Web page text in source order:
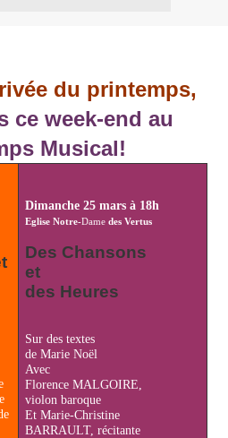
du printemps,
ce week-end au
Musical!
Dimanche 25 mars à 18h
Eglise Notre-Damedes Vertus
Des Chansons
et
des Heures
Sur des textes
de Marie Noël
Avec
Florence MALGOIRE,
violon baroque
Et Marie-Christine
BARRAULT, récitante